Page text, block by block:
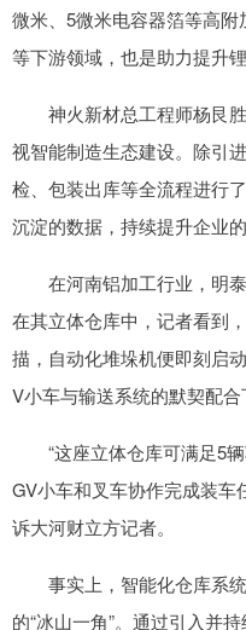
微米、5微米电容器箔等高
等下游领域，也是助力提升
神火新材总工程师杨艮胜
视智能制造生态建设。除引
检、包装出库等全流程进行
沉淀的数据，持续提升企业
在河南铝加工行业，明泰
在其立体仓库中，记者看到
描，自动化堆垛机便即刻启
V小车与输送系统的默契配合
“这座立体仓库可满足5辆
GV小车和叉车协作完成装车
诉大河财立方记者。
事实上，智能化仓库系统
的“冰山一角”。通过引入并